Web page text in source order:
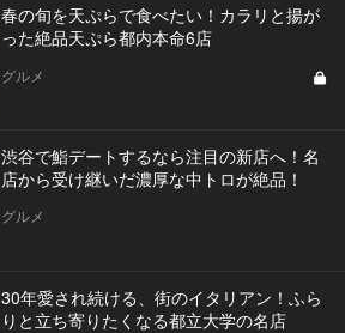
春の旬を天ぷらで食べたい！カラリと揚が
った絶品天ぷら都内本命6店
グルメ
渋谷で鮨デートするなら注目の新店へ！名
店から受け継いだ濃厚な中トロが絶品！
グルメ
30年愛され続ける、街のイタリアン！ふら
りと立ち寄りたくなる都立大学の名店